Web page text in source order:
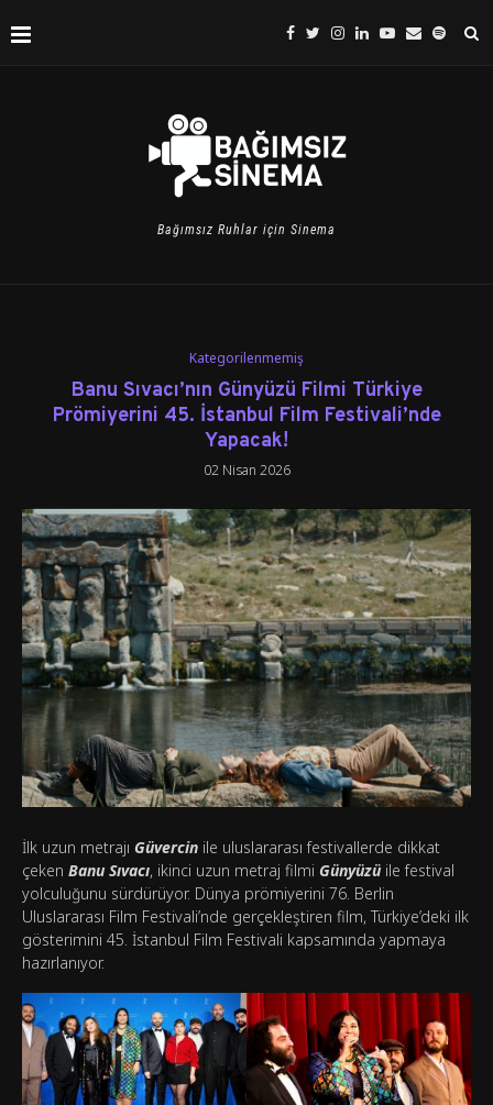
Bağımsız Ruhlar için Sinema
Kategorilenmemiş
Banu Sıvacı’nın Günyüzü Filmi Türkiye
Prömiyerini 45. İstanbul Film Festivali’nde
Yapacak!
02 Nisan 2026
İlk uzun metrajı Güvercin ile uluslararası festivallerde dikkat
çeken Banu Sıvacı, ikinci uzun metraj filmi Günyüzü ile festival
yolculuğunu sürdürüyor. Dünya prömiyerini 76. Berlin
Uluslararası Film Festivali’nde gerçekleştiren film, Türkiye’deki ilk
gösterimini 45. İstanbul Film Festivali kapsamında yapmaya
hazırlanıyor.